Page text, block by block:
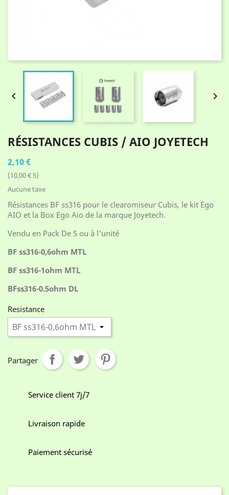
 
RÉSISTANCES CUBIS / AIO JOYETECH
2,10 €
(10,00 € 5)
Aucune taxe
Résistances BF ss316 pour le clearomiseur Cubis, le kit Ego
AIO et la Box Ego Aio de la marque Joyetech.
Vendu en Pack De 5 ou à l'unité
BF ss316-0,6ohm MTL
BF ss316-1ohm MTL
BFss316-0.5ohm DL
Resistance
Partager
Service client 7j/7
Livraison rapide
Paiement sécurisé